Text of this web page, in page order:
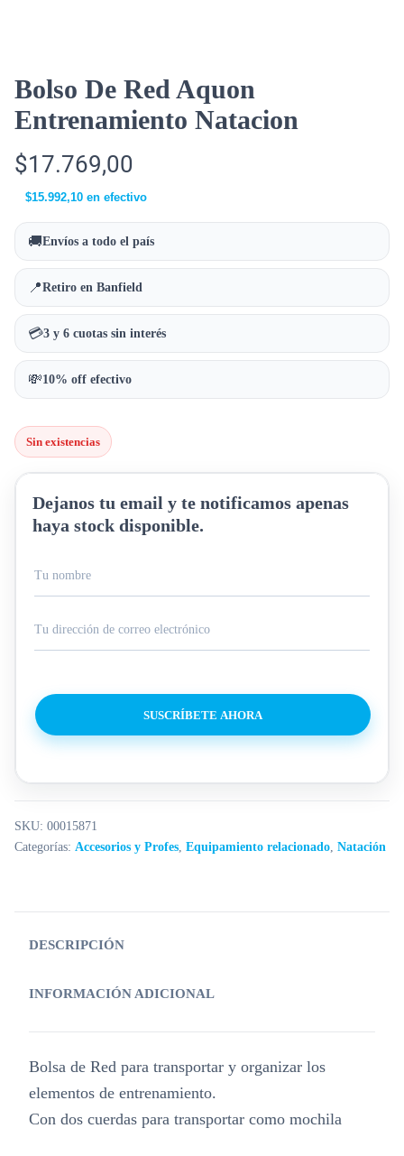
Bolso De Red Aquon
Entrenamiento Natacion
$17.769,00
$15.992,10 en efectivo
🚚Envíos a todo el país
📍Retiro en Banfield
💳3 y 6 cuotas sin interés
💸10% off efectivo
Sin existencias
Dejanos tu email y te notificamos apenas
haya stock disponible.
SUSCRÍBETE AHORA
SKU: 00015871
Categorías: Accesorios y Profes, Equipamiento relacionado, Natación
DESCRIPCIÓN
INFORMACIÓN ADICIONAL
Bolsa de Red para transportar y organizar los
elementos de entrenamiento.
Con dos cuerdas para transportar como mochila